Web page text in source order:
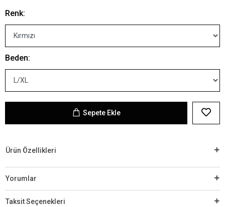
Renk:
Beden:
Sepete Ekle
Ürün Özellikleri
Yorumlar
Taksit Seçenekleri